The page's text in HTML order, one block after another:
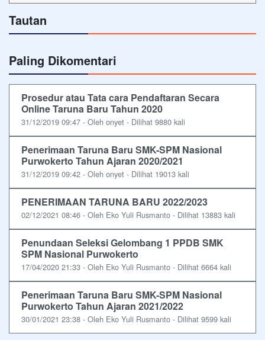
Tautan
Paling Dikomentari
Prosedur atau Tata cara Pendaftaran Secara
Online Taruna Baru Tahun 2020
31/12/2019 09:47 - Oleh onyet - Dilihat 9880 kali
Penerimaan Taruna Baru SMK-SPM Nasional
Purwokerto Tahun Ajaran 2020/2021
31/12/2019 09:42 - Oleh onyet - Dilihat 19013 kali
PENERIMAAN TARUNA BARU 2022/2023
02/12/2021 08:46 - Oleh Eko Yuli Rusmanto - Dilihat 13883 kali
Penundaan Seleksi Gelombang 1 PPDB SMK
SPM Nasional Purwokerto
17/04/2020 21:33 - Oleh Eko Yuli Rusmanto - Dilihat 6664 kali
Penerimaan Taruna Baru SMK-SPM Nasional
Purwokerto Tahun Ajaran 2021/2022
30/01/2021 23:38 - Oleh Eko Yuli Rusmanto - Dilihat 9599 kali